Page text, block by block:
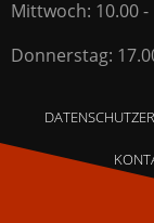
Mittwoch: 10.00
Donnerstag: